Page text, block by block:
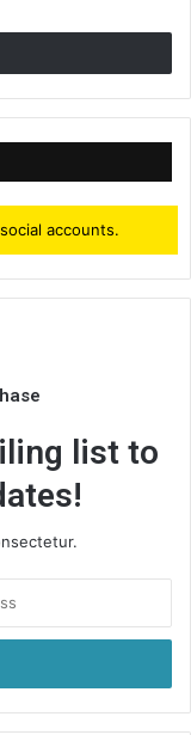
accounts.
list to